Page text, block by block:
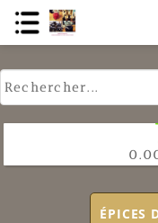
ÉPICES